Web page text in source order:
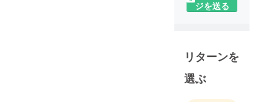
ジを送る
リターンを
選ぶ